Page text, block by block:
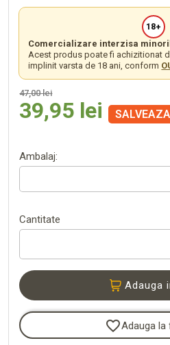
18+
Comercializare interzisa
Acest produs poate fi achizitionat
implinit varsta de 18 ani, conform
47,00 lei
39,95 lei
Ambalaj:
Cantitate
Adauga
favorite_borderAdauga la